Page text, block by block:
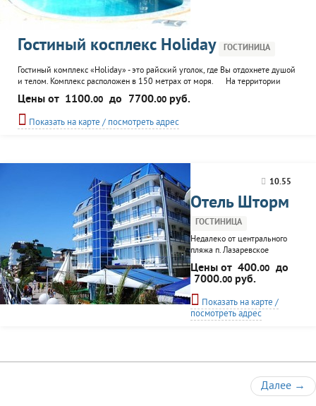
Гостиный косплекс Holiday ГОСТИНИЦА
Гостиный комплекс «Holiday» - это райский уголок, где Вы отдохнете душой
и телом. Комплекс расположен в 150 метрах от моря. На территории
гостиного комплекса имеются открытый бассейн с лазурной водой,
фонтаном и водным гейзером, площадка с шезлонгами для загара,
благоустроенная территория с южными деревьями, декоративными
цветами, прогулочными дорожками и...
Цены от 1100.00 до 7700.00 руб.
Показать на карте / посмотреть адрес
10.55
Отель Шторм
ГОСТИНИЦА
Недалеко от центрального
пляжа п. Лазаревское
расположился отель "Шторм".
К услугам гостей различные
номера: Стандарт, Люкс Сюит,
детская комната, услуги
воспитателя, столовая,
уютное кафе.
Цены от 400.00 до
7000.00 руб.
Показать на карте /
посмотреть адрес
Далее →